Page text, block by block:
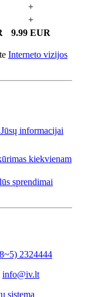
+
+
9.99 EUR
Interneto vizijos
2324444
info@iv.lt
sistema